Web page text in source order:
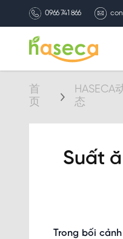
0966 741 866
首
页
HASECA
态
Suất
Trong bối